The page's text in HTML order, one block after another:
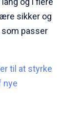
sikker og
passer
til at styrke
nye